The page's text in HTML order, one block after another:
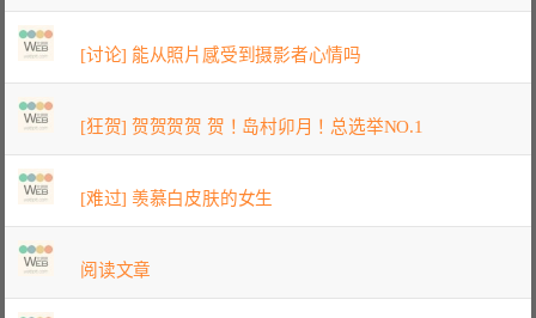
[讨论] 能从照片感受到摄影者心情吗
[狂贺] 贺贺贺贺 贺！岛村卯月！总选举NO.1
[难过] 羡慕白皮肤的女生
阅读文章